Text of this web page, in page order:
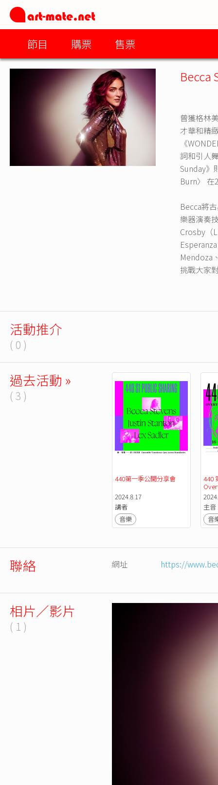
節目 購票 售票
Becca
曾獲格林
才華和精
《
詞和引人
Sunday》
Burn〉 在
Becca將
樂器演奏
Crosby（
Mendoza
挑戰大家
活動推介
( 0 )
過去活動 »
( 3 )
440第一季公開分享會
2024.8.17
講者
音樂
440
主
音
聯絡 網址 https://
相片／影片
( 1 )